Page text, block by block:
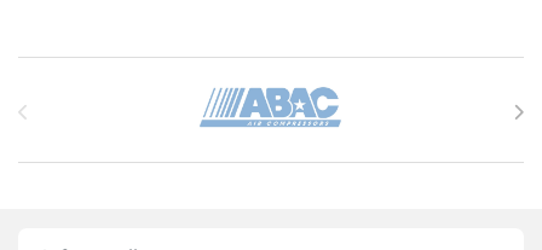
Brands Carousel